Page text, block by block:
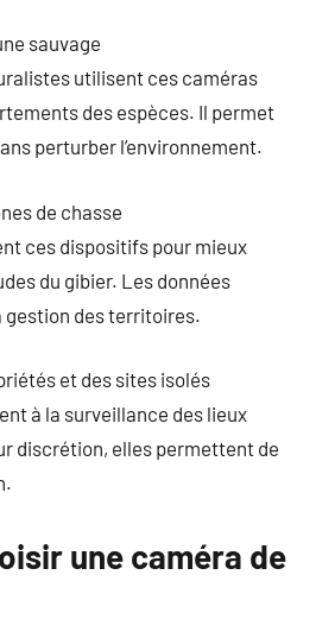
sauvage
utilisent ces caméras
des espèces. Il permet
perturber l’environnement.
de chasse
ces dispositifs pour mieux
du gibier. Les données
des territoires.
et des sites isolés
à la surveillance des lieux
discrétion, elles permettent de
une caméra de